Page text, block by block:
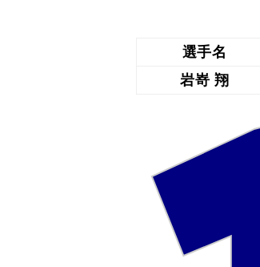
選手名
岩嵜 翔